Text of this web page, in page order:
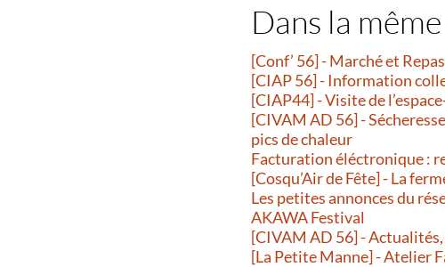
Dans la
[Conf’ 56] - Marché et
[CIAP 56] - Information
[CIAP44] - Visite de
[CIVAM AD 56] -
pics de chaleur
Facturation éléctronique :
[Cosqu’Air de Fête] - La
Les petites annonces du
AKAWA Festival
[CIVAM AD 56] -
[La Petite Manne] - Atelier